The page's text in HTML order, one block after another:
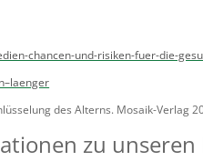
chancen-und-risiken-fuer-die-
des Alterns. Mosaik-Verlag
zu